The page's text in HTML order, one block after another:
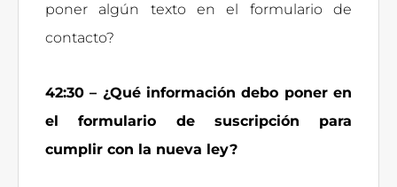
poner algún texto en el formulario de
contacto?
42:30 – ¿Qué información debo poner en
el formulario de suscripción para
cumplir con la nueva ley?